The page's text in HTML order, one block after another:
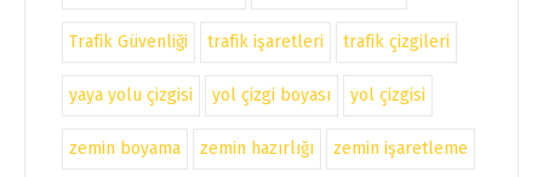
Trafik Güvenliği trafik işaretleri trafik çizgileri
yaya yolu çizgisi yol çizgi boyası yol çizgisi
zemin boyama zemin hazırlığı zemin işaretleme